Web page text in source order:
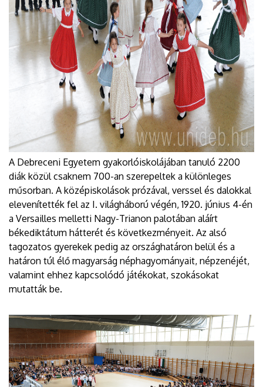
A Debreceni Egyetem gyakorlóiskolájában tanuló 2200
diák közül csaknem 700-an szerepeltek a különleges
műsorban. A középiskolások prózával, verssel és dalokkal
elevenítették fel az I. világháború végén, 1920. június 4-én
a Versailles melletti Nagy-Trianon palotában aláírt
békediktátum hátterét és következményeit. Az alsó
tagozatos gyerekek pedig az országhatáron belül és a
határon túl élő magyarság néphagyományait, népzenéjét,
valamint ehhez kapcsolódó játékokat, szokásokat
mutatták be.